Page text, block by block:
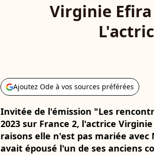
Virginie
Ajoutez Ode à vos sources préférées
Invitée de l'émission "Les
2023 sur France 2, l'actrice
raisons elle n'est pas mariée avec
avait épousé l'un de ses anciens